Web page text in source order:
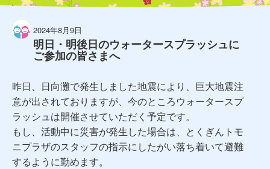
2024年8月9日
明日・明後日のウォータースプラッシュに
ご参加の皆さまへ
昨日、日向灘で発生しました地震により、巨大地震注
意が出されておりますが、今のところウォータースプ
ラッシュは開催させていただく予定です。
もし、活動中に災害が発生した場合は、とくぎんトモ
ニプラザのスタッフの指示にしたがい落ち着いて避難
するように勤めます。